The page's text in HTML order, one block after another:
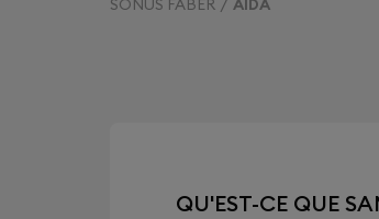
QU'EST-CE QUE